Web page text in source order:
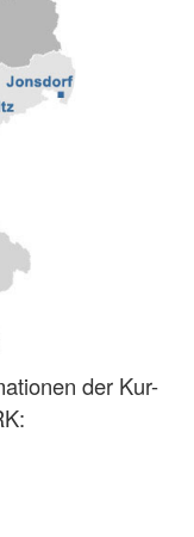
der Kur-